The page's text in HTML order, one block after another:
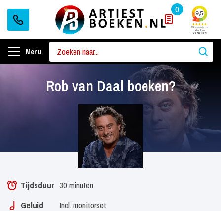
0
Menu
Rob van Daal boeken?
Tijdsduur 30 minuten
Geluid
Incl. monitorset